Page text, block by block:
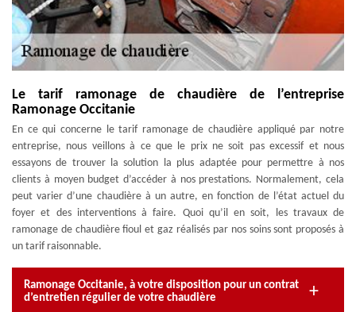
Le tarif ramonage de chaudière de l’entreprise
Ramonage Occitanie
En ce qui concerne le tarif ramonage de chaudière appliqué par notre
entreprise, nous veillons à ce que le prix ne soit pas excessif et nous
essayons de trouver la solution la plus adaptée pour permettre à nos
clients à moyen budget d’accéder à nos prestations. Normalement, cela
peut varier d’une chaudière à un autre, en fonction de l’état actuel du
foyer et des interventions à faire. Quoi qu’il en soit, les travaux de
ramonage de chaudière fioul et gaz réalisés par nos soins sont proposés à
un tarif raisonnable.
Ramonage Occitanie, à votre disposition pour un contrat
d’entretien régulier de votre chaudière